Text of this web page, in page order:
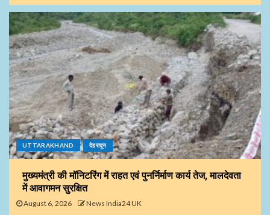
UTTARAKHAND देहरादून
मुख्यमंत्री की मॉनिटरिंग में राहत एवं पुनर्निर्माण कार्य तेज, मालदेवता
में आवागमन सुरक्षित
August 6, 2026 News India24 UK